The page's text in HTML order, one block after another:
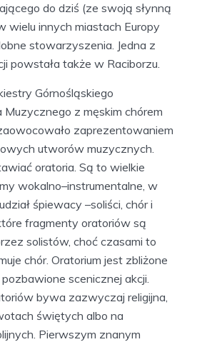
do dziś (ze swoją słynną
wielu innych miastach Europy
stowarzyszenia. Jedna z
powstała także w Raciborzu.
Górnośląskiego
z męskim chórem
zaprezentowaniem
utworów muzycznych.
oratoria. Są to wielkie
wokalno–instrumentalne, w
śpiewacy –soliści, chór i
fragmenty oratoriów są
solistów, choć czasami to
chór. Oratorium jest zbliżone
scenicznej akcji.
bywa zazwyczaj religijna,
świętych albo na
Pierwszym znanym